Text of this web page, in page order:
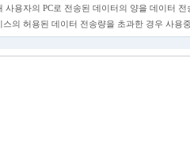
사용자의 PC로 전송된 데이터의 양을 데이터 전
스의 허용된 데이터 전송량을 초과한 경우 사용